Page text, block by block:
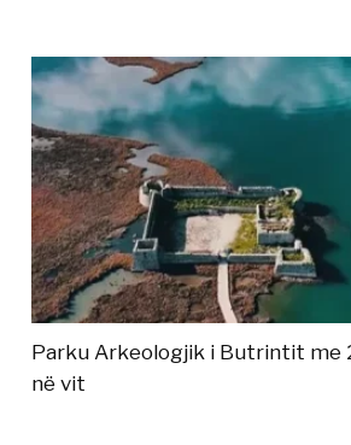
Parku Arkeologjik i Butrintit me
në vit